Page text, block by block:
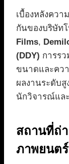
เบื้องหลังควา
กันของบริษัท
Films,
(DDY) การร
ขนาดและคว
ผลงานระดับสู
นักวิจารณ์แล
สถานที่ถ่
ภาพยนตร์